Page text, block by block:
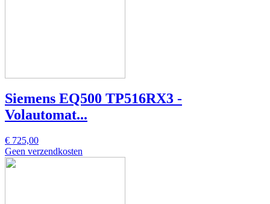
Siemens EQ500 TP516RX3 -
Volautomat...
€ 725,00
Geen verzendkosten